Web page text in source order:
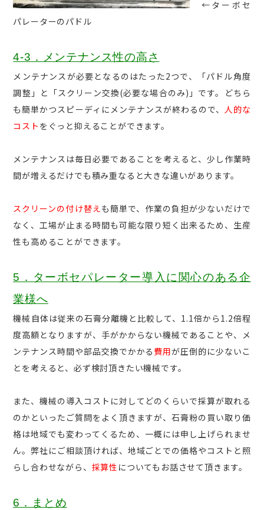
←ターボセ
パレーターのパドル
4-3．メンテナンス性の高さ
メンテナンスが必要となるのはたった2つで、「パドル角度
調整」と「スクリーン交換(必要な場合のみ)」です。どちら
も簡単かつスピーディにメンテナンスが終わるので、 人的な
コスト をぐっと抑えることができます。
メンテナンスは毎日必要であることを考えると、少し作業時
間が増えるだけでも積み重なると大きな違いがあります。
スクリーンの付け替えも簡単で、作業の負担が少ないだけで
なく、工場が止まる時間も可能な限り短く出来るため、生産
性も高めることができます。
5．ターボセパレーター導入に関心のある企
業様へ
機械自体は従来の石膏分離機と比較して、1.1倍から1.2倍程
度高額となりますが、手がかからない機械であることや、メ
ンテナンス時間や部品交換でかかる 費用が圧倒的に少ないこ
とを考えると、必ず検討頂きたい機械です。
また、機械の導入コストに対してどのくらいで採算が取れる
のかといったご質問をよく頂きますが、石膏粉の買い取り価
格は地域でも変わってくるため、一概には申し上げられませ
ん。弊社にご相談頂ければ、地域ごとでの価格やコストと照
らし合わせながら、 採算性 についてもお話させて頂きます。
6．まとめ